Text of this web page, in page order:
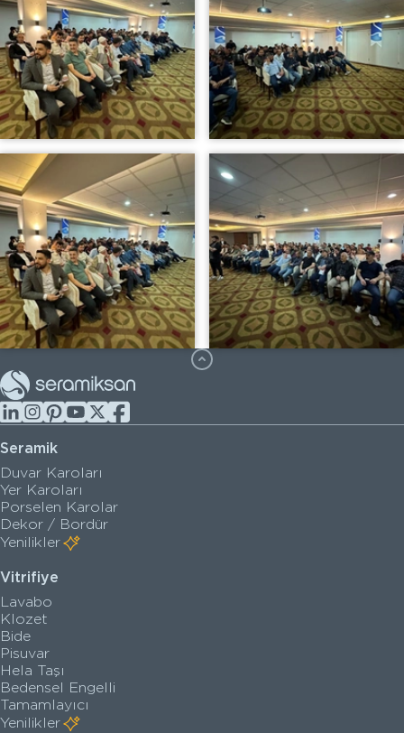
Seramik
Duvar Karoları
Yer Karoları
Porselen Karolar
Dekor / Bordür
Yenilikler
Vitrifiye
Lavabo
Klozet
Bide
Pisuvar
Hela Taşı
Bedensel Engelli
Tamamlayıcı
Yenilikler